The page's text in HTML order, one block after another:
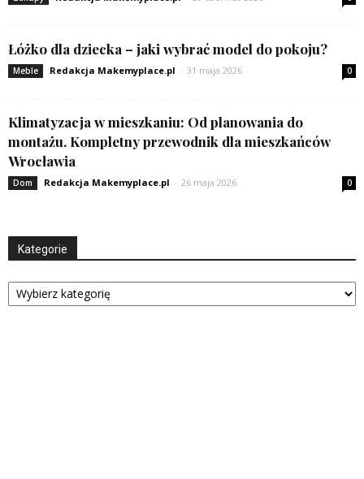
Łóżko dla dziecka – jaki wybrać model do pokoju?
Meble Redakcja Makemyplace.pl - 31 maja 2026 0
Klimatyzacja w mieszkaniu: Od planowania do
montażu. Kompletny przewodnik dla mieszkańców
Wrocławia
Dom Redakcja Makemyplace.pl - 26 maja 2026 0
Kategorie
Kategorie